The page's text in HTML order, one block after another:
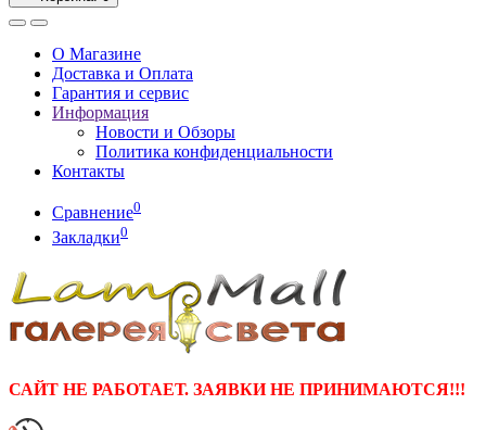
О Магазине
Доставка и Оплата
Гарантия и сервис
Информация
Новости и Обзоры
Политика конфиденциальности
Контакты
Сравнение0
Закладки0
САЙТ НЕ РАБОТАЕТ. ЗАЯВКИ НЕ ПРИНИМАЮТСЯ!!!